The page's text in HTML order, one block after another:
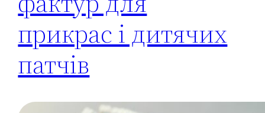
прикрас і дитячих
патчів